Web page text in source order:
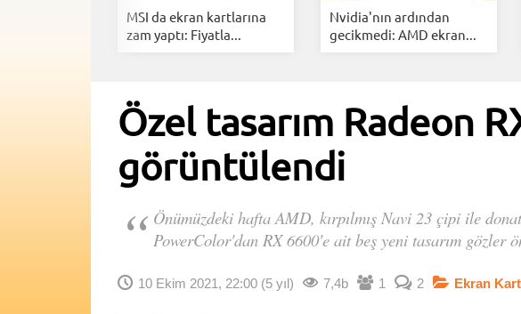
MSI da ekran kartlarına
zam yaptı: Fiyatla...
Nvidia'nın ardından
gecikmedi: AMD ekran...
Özel tasarım Radeon
görüntülendi
Önümüzdeki hafta AMD, kırpılmış Navi 23 çipi ile
PowerColor'dan RX 6600'e ait beş yeni tasarım gözler
10 Ekim 2021, 22:00 (5 yıl) 7,4b 1 2 Ekran